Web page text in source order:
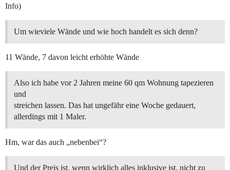
Info)
Um wieviele Wände und wie hoch handelt es sich denn?
11 Wände, 7 davon leicht erhöhte Wände
Also ich habe vor 2 Jahren meine 60 qm Wohnung tapezieren
und
streichen lassen. Das hat ungefähr eine Woche gedauert,
allerdings mit 1 Maler.
Hm, war das auch „nebenbei“?
Und der Preis ist, wenn wirklich alles inklusive ist, nicht zu